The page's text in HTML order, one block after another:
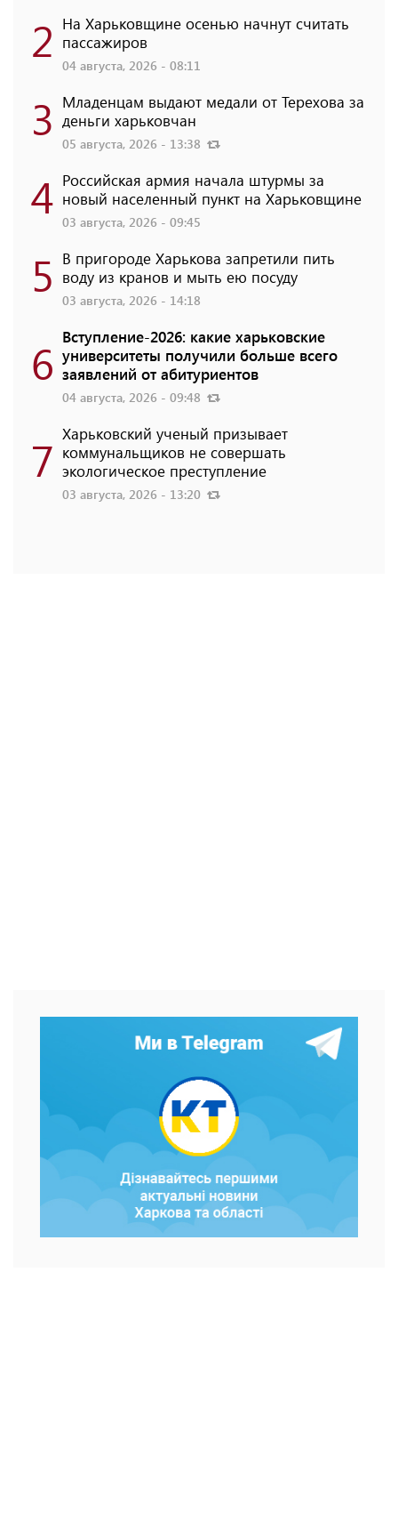
2 На Харьковщине осенью начнут считать
пассажиров
04 августа, 2026 - 08:11
3 Младенцам выдают медали от Терехова за
деньги харьковчан
05 августа, 2026 - 13:38
4 Российская армия начала штурмы за
новый населенный пункт на Харьковщине
03 августа, 2026 - 09:45
5 В пригороде Харькова запретили пить
воду из кранов и мыть ею посуду
03 августа, 2026 - 14:18
6 Вступление-2026: какие харьковские
университеты получили больше всего
заявлений от абитуриентов
04 августа, 2026 - 09:48
7 Харьковский ученый призывает
коммунальщиков не совершать
экологическое преступление
03 августа, 2026 - 13:20